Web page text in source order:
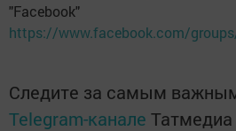
"Facebook"
https://www.facebook.com/
Следите за самым
Telegram-канале Татмедиа